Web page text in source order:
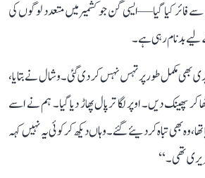
فائر کیا گیا—ایسی گن جو کشمیر میں متعدد لوگوں کی
لیے بدنام رہی ہے۔
بھی مکمل طور پر تہس نہس کر دی گئی۔ وشال نے بتایا،
کر پھینک دیں۔ اوپر لگا ترپال پھاڑ دیا گیا۔ ہم نے اسے
وہ بھی تباہ کر دیئے گئے۔ وہاں دیکھ کر کوئی یہ نہیں کہہ
تھی۔‘‘